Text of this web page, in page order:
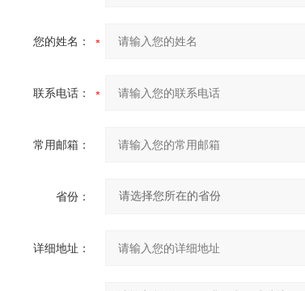
您的姓名：
联系电话：
常用邮箱：
省份：
详细地址：